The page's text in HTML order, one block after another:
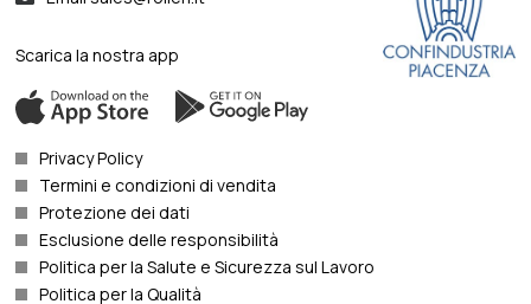
Scarica la nostra app
Privacy Policy
Termini e condizioni di vendita
Protezione dei dati
Esclusione delle responsibilità
Politica per la Salute e Sicurezza sul Lavoro
Politica per la Qualità